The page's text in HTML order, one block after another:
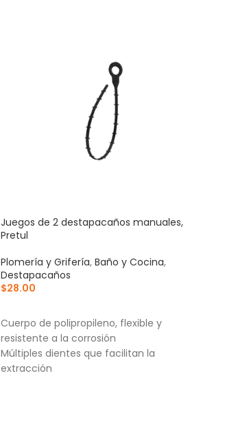
Juegos de 2 destapacaños manuales,
Pretul
Plomería y Grifería, Baño y Cocina,
Destapacaños
$28.00
Cuerpo de polipropileno, flexible y
resistente a la corrosión
Múltiples dientes que facilitan la
extracción